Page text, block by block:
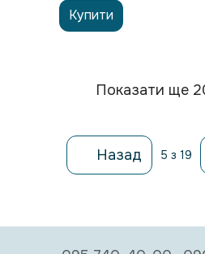
Купити
Показати ще
Назад 5 з 19